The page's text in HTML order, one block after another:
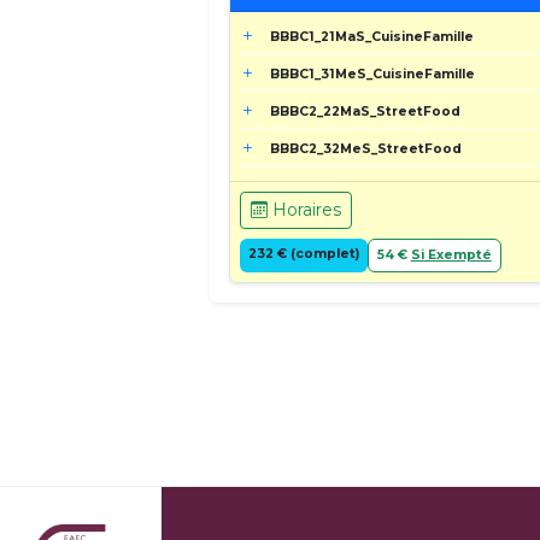
BBBC1_21MaS_CuisineFamille
BBBC1_31MeS_CuisineFamille
BBBC2_22MaS_StreetFood
BBBC2_32MeS_StreetFood
Horaires
232 € (complet) 54 € Si Exempté